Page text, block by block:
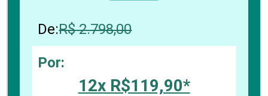
De:R$ 2.798,00
Por:
12x R$119,90*